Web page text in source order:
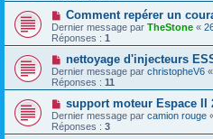
Comment repérer un
Dernier message par TheStone «
Réponses : 1
nettoyage d'injecteurs
Dernier message par christopheV6 «
Réponses : 11
support moteur Espace II
Dernier message par camion rouge
Réponses : 3